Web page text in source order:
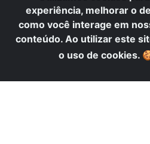
experiência, melhorar o
como você interage em
conteúdo. Ao utilizar este
o uso de cookies.